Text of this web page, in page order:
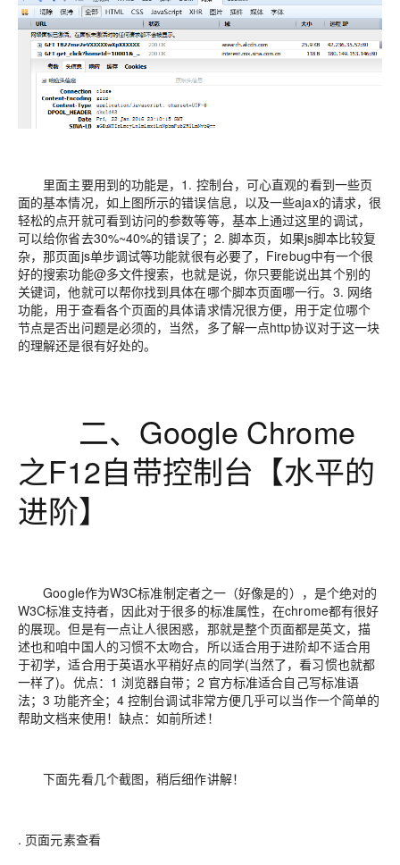
里面主要用到的功能是，1. 控制台，可心直观的看到一些页
面的基本情况，如上图所示的错误信息，以及一些ajax的请求，很
轻松的点开就可看到访问的参数等等，基本上通过这里的调试，
可以给你省去30%~40%的错误了；2. 脚本页，如果js脚本比较复
杂，那页面js单步调试等功能就很有必要了，Firebug中有一个很
好的搜索功能@多文件搜索，也就是说，你只要能说出其个别的
关键词，他就可以帮你找到具体在哪个脚本页面哪一行。3. 网络
功能，用于查看各个页面的具体请求情况很方便，用于定位哪个
节点是否出问题是必须的，当然，多了解一点http协议对于这一块
的理解还是很有好处的。
二、Google Chrome
之F12自带控制台【水平的
进阶】
Google作为W3C标准制定者之一（好像是的），是个绝对的
W3C标准支持者，因此对于很多的标准属性，在chrome都有很好
的展现。但是有一点让人很困惑，那就是整个页面都是英文，描
述也和咱中国人的习惯不太吻合，所以适合用于进阶却不适合用
于初学，适合用于英语水平稍好点的同学(当然了，看习惯也就都
一样了)。优点：1 浏览器自带；2 官方标准适合自己写标准语
法；3 功能齐全；4 控制台调试非常方便几乎可以当作一个简单的
帮助文档来使用！缺点：如前所述！
下面先看几个截图，稍后细作讲解！
. 页面元素查看